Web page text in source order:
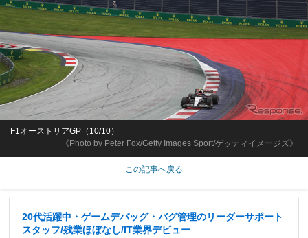
《Photo by Peter Fox/Getty Images Sport/ゲッティイメージズ》
F1オーストリアGP（10/10）
この記事へ戻る
20代活躍中・ゲームデバッグ・バグ管理のリーダーサポート
スタッフ/残業ほぼなし/IT業界デビュー